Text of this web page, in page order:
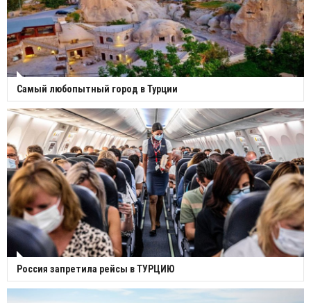
Самый любопытный город в Турции
Россия запретила рейсы в ТУРЦИЮ